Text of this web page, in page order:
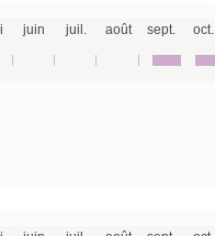
juin juil. août sept. oct.